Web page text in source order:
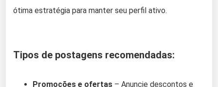
ótima estratégia para manter seu perfil ativo.
Tipos de postagens recomendadas:
Promoções e ofertas – Anuncie descontos e